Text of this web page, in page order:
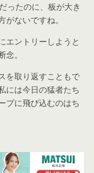
ったのに、板が大き
ないですね。
エントリーしようと
。
を取り返すこともで
には今日の猛者たち
プに飛び込むのはち